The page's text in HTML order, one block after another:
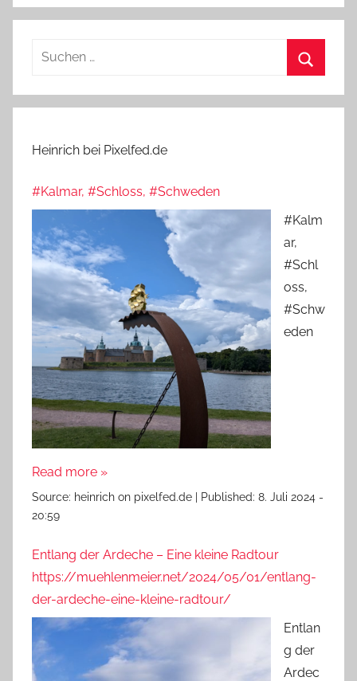
Suchen
Heinrich bei Pixelfed.de
#Kalmar, #Schloss, #Schweden
#Kalm
ar,
#Schl
oss,
#Schw
eden
Read more »
Source: heinrich on pixelfed.de Published: 8. Juli 2024 -
20:59
Entlang der Ardeche – Eine kleine Radtour
https://muehlenmeier.net/2024/05/01/entlang-
der-ardeche-eine-kleine-radtour/
Entlan
g der
Ardec